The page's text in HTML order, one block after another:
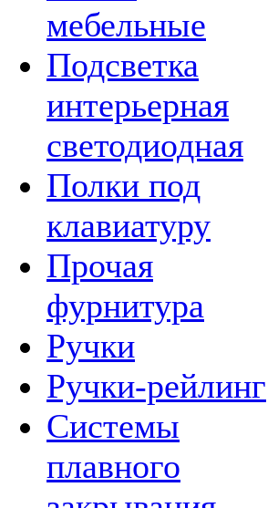
мебельные
Подсветка
интерьерная
светодиодная
Полки под
клавиатуру
Прочая
фурнитура
Ручки
Ручки-рейлинг
Системы
плавного